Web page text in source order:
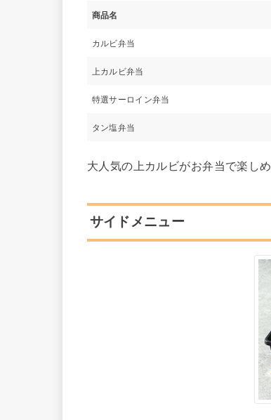
商品名
カルビ弁当
上カルビ弁当
特選サーロイン弁当
タン塩弁当
大人気の上カルビがお弁当で楽しめ
サイドメニュー